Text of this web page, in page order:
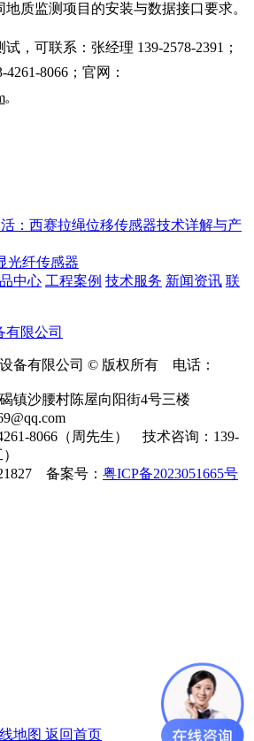
质监测项目的安装与数据接口要求。
，可联系：张经理 139-2578-2391；
8066；官网：
。
活：西赛拉绳位移传感器技术详解与产
光纤传感器
中心 工程案例 技术服务 新闻资讯 联
备有限公司 © 版权所有 电话：
镇沙腰村陈屋向阳街4号三楼
8066（周先生） 技术咨询：139-
备案号： 粤ICP备2023051665号
地图 返回首页